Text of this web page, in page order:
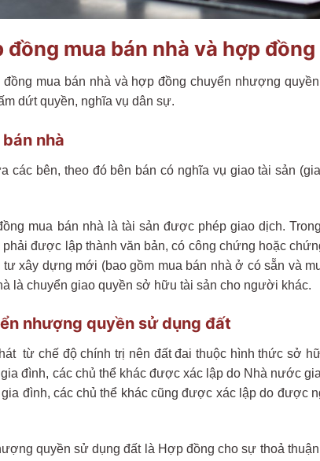
đồng mua bán nhà và hợp
mua bán nhà và hợp đồng chuyển nhượng
dứt quyền, nghĩa vụ dân sự.
nhà
các bên, theo đó bên bán có nghĩa vụ giao tài sản
mua bán nhà là tài sản được phép giao dịch.
được lập thành văn bản, có công chứng hoặc
xây dựng mới (bao gồm mua bán nhà ở có sẵn và
là chuyển giao quyền sở hữu tài sản cho người khác.
nhượng quyền sử dụng đất
từ chế độ chính trị nên đất đai thuộc hình thức sở
đình, các chủ thể khác được xác lập do Nhà nước
gia đình, các chủ thể khác cũng được xác lập do
quyền sử dụng đất là Hợp đồng cho sự thoả